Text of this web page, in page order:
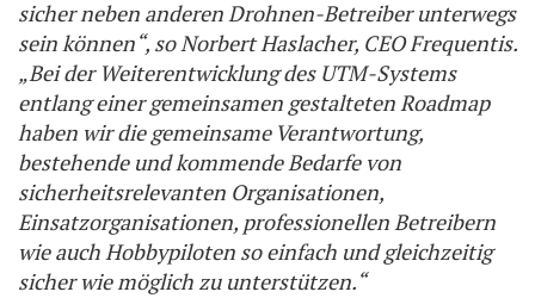
sicher neben anderen Drohnen-Betreiber unterwegs
sein können“, so Norbert Haslacher, CEO Frequentis.
„Bei der Weiterentwicklung des UTM-Systems
entlang einer gemeinsamen gestalteten Roadmap
haben wir die gemeinsame Verantwortung,
bestehende und kommende Bedarfe von
sicherheitsrelevanten Organisationen,
Einsatzorganisationen, professionellen Betreibern
wie auch Hobbypiloten so einfach und gleichzeitig
sicher wie möglich zu unterstützen.“